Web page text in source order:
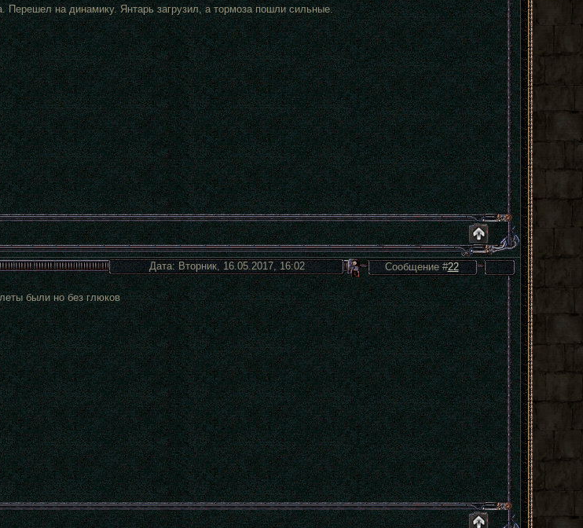
Перешел на динамику. Янтарь загрузил, а тормоза пошли сильные.
Дата: Вторник, 16.05.2017, 16:02 Сообщение #22
были но без глюков